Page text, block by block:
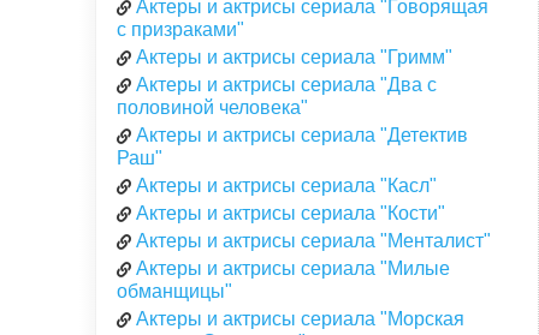
Актеры и актрисы сериала "Говорящая
с призраками"
Актеры и актрисы сериала "Гримм"
Актеры и актрисы сериала "Два с
половиной человека"
Актеры и актрисы сериала "Детектив
Раш"
Актеры и актрисы сериала "Касл"
Актеры и актрисы сериала "Кости"
Актеры и актрисы сериала "Менталист"
Актеры и актрисы сериала "Милые
обманщицы"
Актеры и актрисы сериала "Морская